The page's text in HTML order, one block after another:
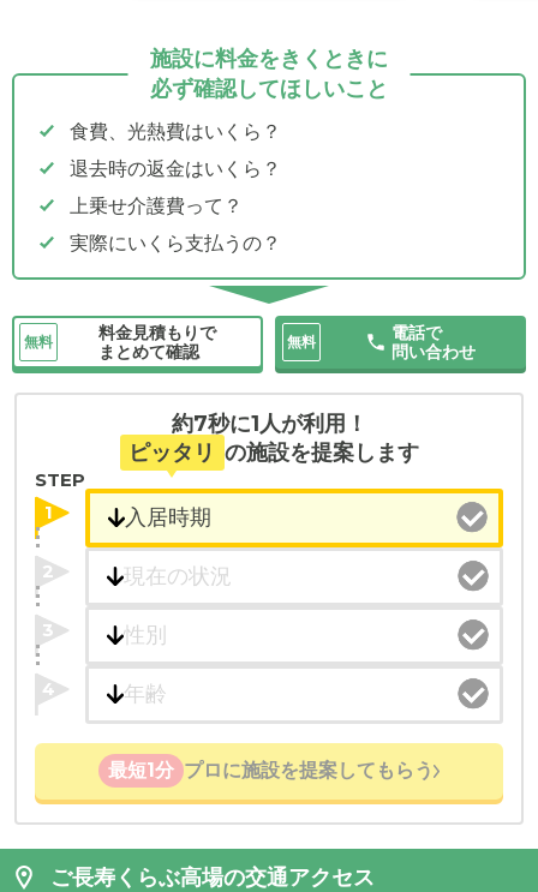
施設に料金をきくときに
必ず確認してほしいこと
食費、光熱費はいくら？
退去時の返金はいくら？
上乗せ介護費って？
実際にいくら支払うの？
無料
料金見積もりで
まとめて確認
無料
電話で
問い合わせ
約7秒に1人が利用！
ピッタリ の施設を提案します
STEP
1
2
3
4
最短1分 プロに施設を提案してもらう
ご長寿くらぶ高場の交通アクセス